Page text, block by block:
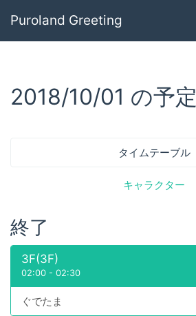
Puroland Greeting
2018/10/01 の予定
タイムテーブル
キャラクター
終了
3F(3F)
02:00 - 02:30
ぐでたま